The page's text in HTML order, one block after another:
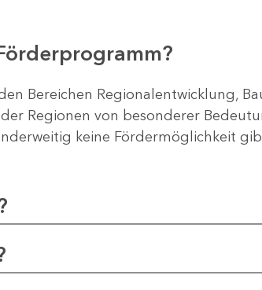
Bereichen Regionalentwicklung,
Regionen von besonderer
keine Fördermöglichkeit